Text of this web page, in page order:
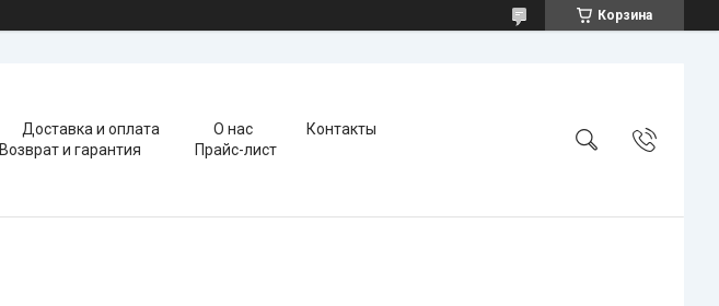
Корзина
Доставка и оплата О нас
Контакты
Возврат и гарантия
Прайс-лист